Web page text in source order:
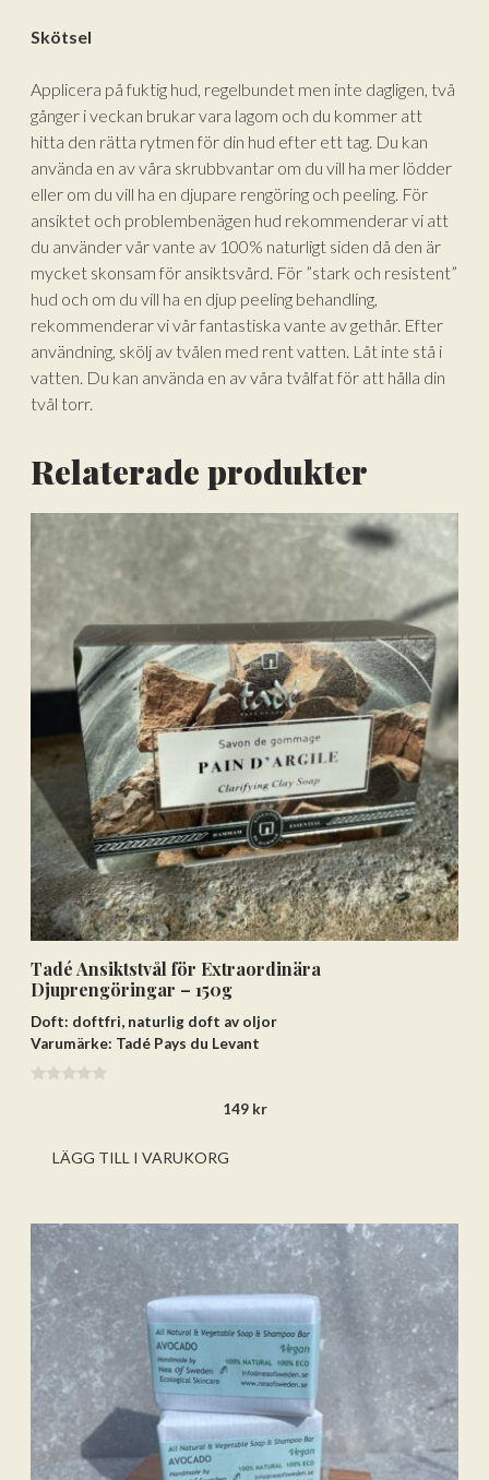
Skötsel
Applicera på fuktig hud, regelbundet men inte dagligen, två
gånger i veckan brukar vara lagom och du kommer att
hitta den rätta rytmen för din hud efter ett tag. Du kan
använda en av våra skrubbvantar om du vill ha mer lödder
eller om du vill ha en djupare rengöring och peeling. För
ansiktet och problembenägen hud rekommenderar vi att
du använder vår vante av 100% naturligt siden då den är
mycket skonsam för ansiktsvård. För ”stark och resistent”
hud och om du vill ha en djup peeling behandling,
rekommenderar vi vår fantastiska vante av gethår. Efter
användning, skölj av tvålen med rent vatten. Låt inte stå i
vatten. Du kan använda en av våra tvålfat för att hålla din
tvål torr.
Relaterade produkter
Tadé Ansiktstvål för Extraordinära
Djuprengöringar – 150g
Doft: doftfri, naturlig doft av oljor
Varumärke: Tadé Pays du Levant
149 kr
LÄGG TILL I VARUKORG
Gå till kassan och välj
Betala via bankkonto eller
betalkort/kreditkort